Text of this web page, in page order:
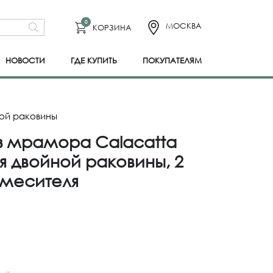
0
КОРЗИНА МОСКВА
НОВОСТИ ГДЕ КУПИТЬ ПОКУПАТЕЛЯМ
раковины
мрамора Calacatta
двойной раковины, 2